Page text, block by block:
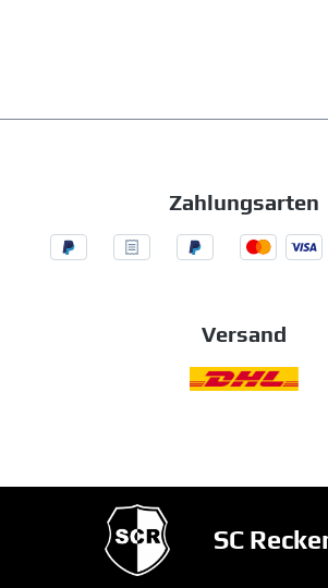
Zahlungsarten
Versand
SC